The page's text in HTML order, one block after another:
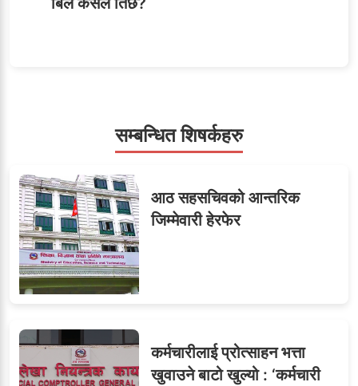
६सहसचिवमा प्रथम भएका
विजयकुमार शर्माको लोकसेवा
टिप्स
७
सम्बन्धित शिषर्कहरु
आठ सहसचिवको आन्तरिक
जिम्मेवारी हेरफेर
कर्मचारीलाई प्रोत्साहन भत्ता
खुवाउने बाटो खुल्यो : ‘कर्मचारी